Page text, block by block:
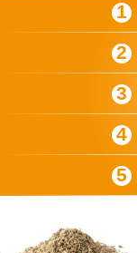
1
2
3
4
5